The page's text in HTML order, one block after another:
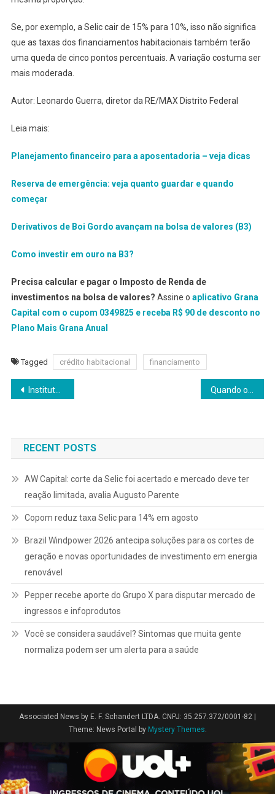
Se, por exemplo, a Selic cair de 15% para 10%, isso não significa
que as taxas dos financiamentos habitacionais também terão
uma queda de cinco pontos percentuais. A variação costuma ser
mais moderada.
Autor: Leonardo Guerra, diretor da RE/MAX Distrito Federal
Leia mais:
Planejamento financeiro para a aposentadoria – veja dicas
Reserva de emergência: veja quanto guardar e quando
começar
Derivativos de Boi Gordo avançam na bolsa de valores (B3)
Como investir em ouro na B3?
Precisa calcular e pagar o Imposto de Renda de
investimentos na bolsa de valores? Assine o aplicativo Grana
Capital com o cupom 0349825 e receba R$ 90 de desconto no
Plano Mais Grana Anual
Tagged crédito habitacional financiamento
Navegação
Post
Instituto Ânima apresenta metodologias e evidências para políticas públicas educacionais
RECENT POSTS
AW Capital: corte da Selic foi acertado e mercado deve ter
reação limitada, avalia Augusto Parente
Copom reduz taxa Selic para 14% em agosto
Brazil Windpower 2026 antecipa soluções para os cortes de
geração e novas oportunidades de investimento em energia
renovável
Pepper recebe aporte do Grupo X para disputar mercado de
ingressos e infoprodutos
Você se considera saudável? Sintomas que muita gente
normaliza podem ser um alerta para a saúde
Associated News by E. F. Schandert LTDA. CNPJ: 35.257.372/0001-82
Theme: News Portal by Mystery Themes.